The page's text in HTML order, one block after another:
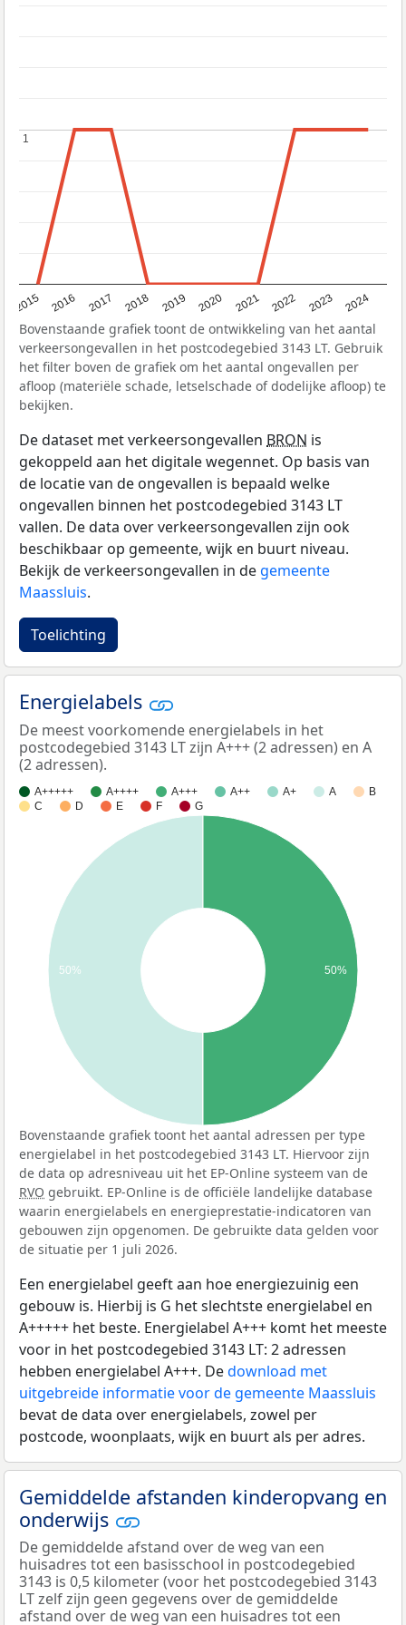
2015 2016 2017 2018 2019 2020 2021 2022 2023 2024
1
1
Bovenstaande grafiek toont de ontwikkeling van het aantal
verkeersongevallen in het postcodegebied 3143 LT. Gebruik
het filter boven de grafiek om het aantal ongevallen per
afloop (materiële schade, letselschade of dodelijke afloop) te
bekijken.
De dataset met verkeersongevallen BRON is
gekoppeld aan het digitale wegennet. Op basis van
de locatie van de ongevallen is bepaald welke
ongevallen binnen het postcodegebied 3143 LT
vallen. De data over verkeersongevallen zijn ook
beschikbaar op gemeente, wijk en buurt niveau.
Bekijk de verkeersongevallen in de gemeente
Maassluis.
Toelichting
Energielabels
De meest voorkomende energielabels in het
postcodegebied 3143 LT zijn A+++ (2 adressen) en A
(2 adressen).
A+++++ A++++ A+++ A++ A+ A
B
C
D E F G
50% 50%
Bovenstaande grafiek toont het aantal adressen per type
energielabel in het postcodegebied 3143 LT. Hiervoor zijn
de data op adresniveau uit het EP-Online systeem van de
RVO gebruikt. EP-Online is de officiële landelijke database
waarin energielabels en energieprestatie-indicatoren van
gebouwen zijn opgenomen. De gebruikte data gelden voor
de situatie per 1 juli 2026.
Een energielabel geeft aan hoe energiezuinig een
gebouw is. Hierbij is G het slechtste energielabel en
A+++++ het beste. Energielabel A+++ komt het meeste
voor in het postcodegebied 3143 LT: 2 adressen
hebben energielabel A+++. Dedownload met
uitgebreide informatie voor de gemeente Maassluis
bevat de data over energielabels, zowel per
postcode, woonplaats, wijk en buurt als per adres.
Gemiddelde afstanden kinderopvang en
onderwijs
De gemiddelde afstand over de weg van een
huisadres tot een basisschool in postcodegebied
3143 is 0,5 kilometer (voor het postcodegebied 3143
LT zelf zijn geen gegevens over de gemiddelde
afstand over de weg van een huisadres tot een